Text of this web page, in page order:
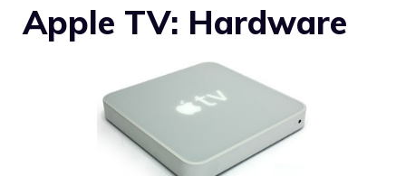
Apple TV: Hardware